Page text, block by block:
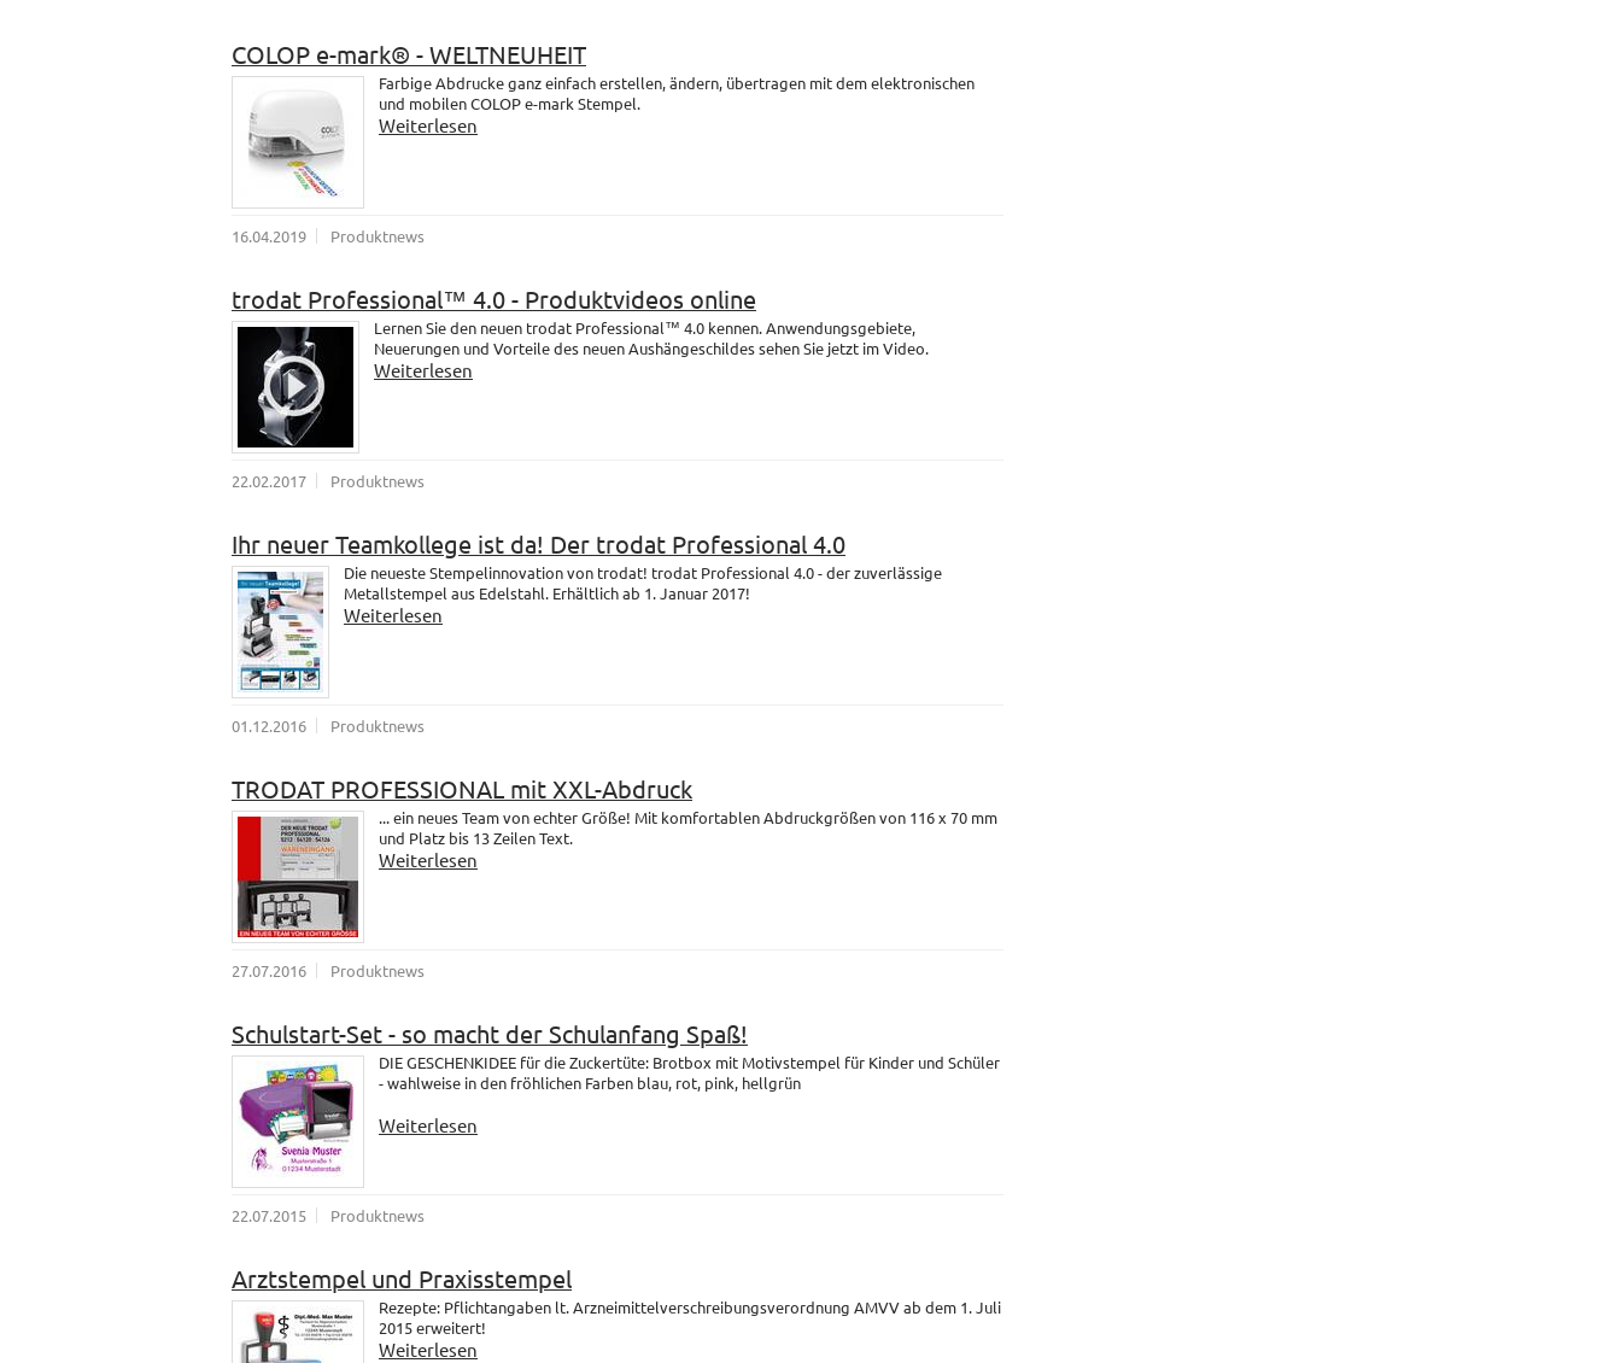
COLOP e-mark® - WELTNEUHEIT
Farbige Abdrucke ganz einfach erstellen, ändern, übertragen mit dem elektronischen
und mobilen COLOP e-mark Stempel.
Weiterlesen
16.04.2019 Produktnews
trodat Professional™ 4.0 - Produktvideos online
Lernen Sie den neuen trodat Professional™ 4.0 kennen. Anwendungsgebiete,
Neuerungen und Vorteile des neuen Aushängeschildes sehen Sie jetzt im Video.
Weiterlesen
22.02.2017 Produktnews
Ihr neuer Teamkollege ist da! Der trodat Professional 4.0
Die neueste Stempelinnovation von trodat! trodat Professional 4.0 - der zuverlässige
Metallstempel aus Edelstahl. Erhältlich ab 1. Januar 2017!
Weiterlesen
01.12.2016 Produktnews
TRODAT PROFESSIONAL mit XXL-Abdruck
... ein neues Team von echter Größe! Mit komfortablen Abdruckgrößen von 116 x 70 mm
und Platz bis 13 Zeilen Text.
Weiterlesen
27.07.2016 Produktnews
Schulstart-Set - so macht der Schulanfang Spaß!
DIE GESCHENKIDEE für die Zuckertüte: Brotbox mit Motivstempel für Kinder und Schüler
- wahlweise in den fröhlichen Farben blau, rot, pink, hellgrün
Weiterlesen
22.07.2015 Produktnews
Arztstempel und Praxisstempel
Rezepte: Pflichtangaben lt. Arzneimittelverschreibungsverordnung AMVV ab dem 1. Juli
2015 erweitert!
Weiterlesen